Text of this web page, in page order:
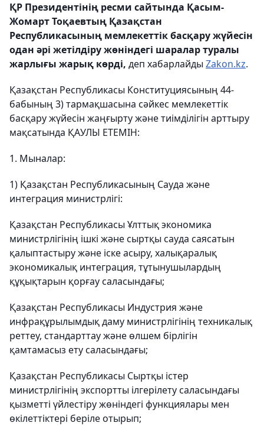
ҚР Президентінің ресми сайтында Қасым-
Жомарт Тоқаевтың Қазақстан
Республикасының мемлекеттік басқару жүйесін
одан әрі жетілдіру жөніндегі шаралар туралы
жарлығы жарық көрді, деп хабарлайды Zakon.kz.
Қазақстан Республикасы Конституциясының 44-
бабының 3) тармақшасына сәйкес мемлекеттік
басқару жүйесін жаңғырту және тиімділігін арттыру
мақсатында ҚАУЛЫ ЕТЕМІН:
1. Мыналар:
1) Қазақстан Республикасының Сауда және
интеграция министрлігі:
Қазақстан Республикасы Ұлттық экономика
министрлігінің ішкі және сыртқы сауда саясатын
қалыптастыру және іске асыру, халықаралық
экономикалық интеграция, тұтынушылардың
құқықтарын қорғау саласындағы;
Қазақстан Республикасы Индустрия және
инфрақұрылымдық даму министрлігінің техникалық
реттеу, стандарттау және өлшем бірлігін
қамтамасыз ету саласындағы;
Қазақстан Республикасы Сыртқы істер
министрлігінің экспортты ілгерілету саласындағы
қызметті үйлестіру жөніндегі функциялары мен
өкілеттіктері беріле отырып;